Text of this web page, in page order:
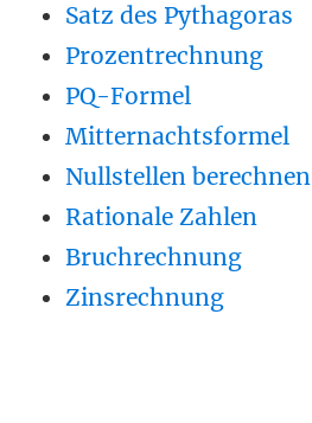
Satz des Pythagoras
Prozentrechnung
PQ-Formel
Mitternachtsformel
Nullstellen berechnen
Rationale Zahlen
Bruchrechnung
Zinsrechnung